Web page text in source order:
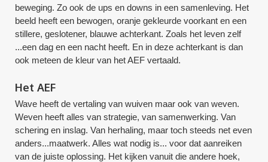
beweging. Zo ook de ups en downs in een samenleving. Het
beeld heeft een bewogen, oranje gekleurde voorkant en een
stillere, geslotener, blauwe achterkant. Zoals het leven zelf
...een dag en een nacht heeft. En in deze achterkant is dan
ook meteen de kleur van het AEF vertaald.
Het AEF
Wave heeft de vertaling van wuiven maar ook van weven.
Weven heeft alles van strategie, van samenwerking. Van
schering en inslag. Van herhaling, maar toch steeds net even
anders...maatwerk. Alles wat nodig is... voor dat aanreiken
van de juiste oplossing. Het kijken vanuit die andere hoek,